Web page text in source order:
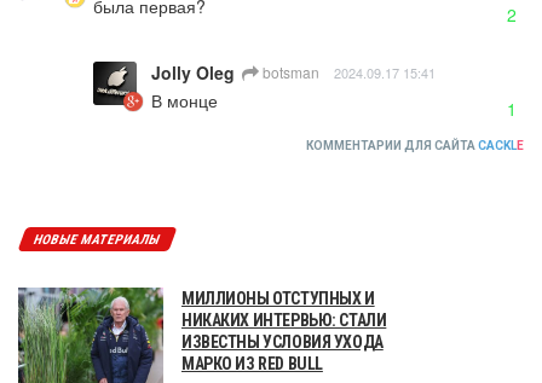
была первая?
2
Jolly Oleg botsman 2024.09.17 15:41
В монце 1
КОММЕНТАРИИ ДЛЯ САЙТА CACKLE
НОВЫЕ МАТЕРИАЛЫ
МИЛЛИОНЫ ОТСТУПНЫХ И
НИКАКИХ ИНТЕРВЬЮ: СТАЛИ
ИЗВЕСТНЫ УСЛОВИЯ УХОДА
МАРКО ИЗ RED BULL